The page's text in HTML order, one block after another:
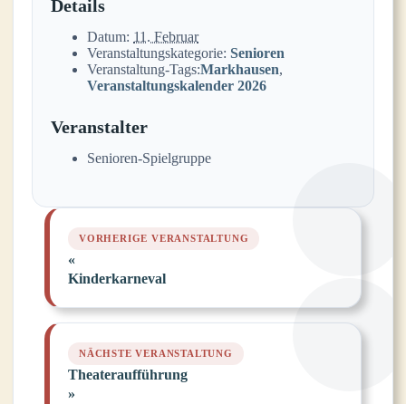
Details
Datum: 11. Februar
Veranstaltungskategorie: Senioren
Veranstaltung-Tags:Markhausen,
Veranstaltungskalender 2026
Veranstalter
Senioren-Spielgruppe
«
Kinderkarneval
Theateraufführung
»